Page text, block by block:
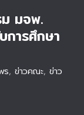
ม มจพ.
การศึกษา
, ข่าวคณะ, ข่าว